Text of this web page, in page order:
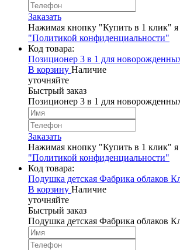
Заказать
Нажимая кнопку "Купить в 1 клик" я
"Политикой конфиденциальности"
Код товара:
Позиционер 3 в 1 для
В корзину Наличие
уточняйте
Быстрый заказ
Позиционер 3 в 1 для
Заказать
Нажимая кнопку "Купить в 1 клик" я
"Политикой конфиденциальности"
Код товара:
Подушка детская Фабрика облаков
В корзину Наличие
уточняйте
Быстрый заказ
Подушка детская Фабрика облаков